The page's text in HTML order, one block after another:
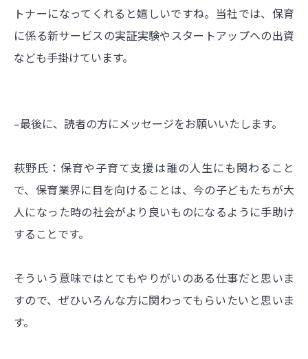
トナーになってくれると嬉しいですね。当社では、保育
に係る新サービスの実証実験やスタートアップへの出資
なども手掛けています。
–最後に、読者の方にメッセージをお願いいたします。
萩野氏：保育や子育て支援は誰の人生にも関わること
で、保育業界に目を向けることは、今の子どもたちが大
人になった時の社会がより良いものになるように手助け
することです。
そういう意味ではとてもやりがいのある仕事だと思いま
すので、ぜひいろんな方に関わってもらいたいと思いま
す。